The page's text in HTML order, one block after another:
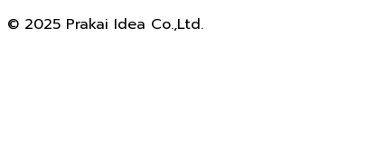
© 2025 Prakai Idea Co.,Ltd.